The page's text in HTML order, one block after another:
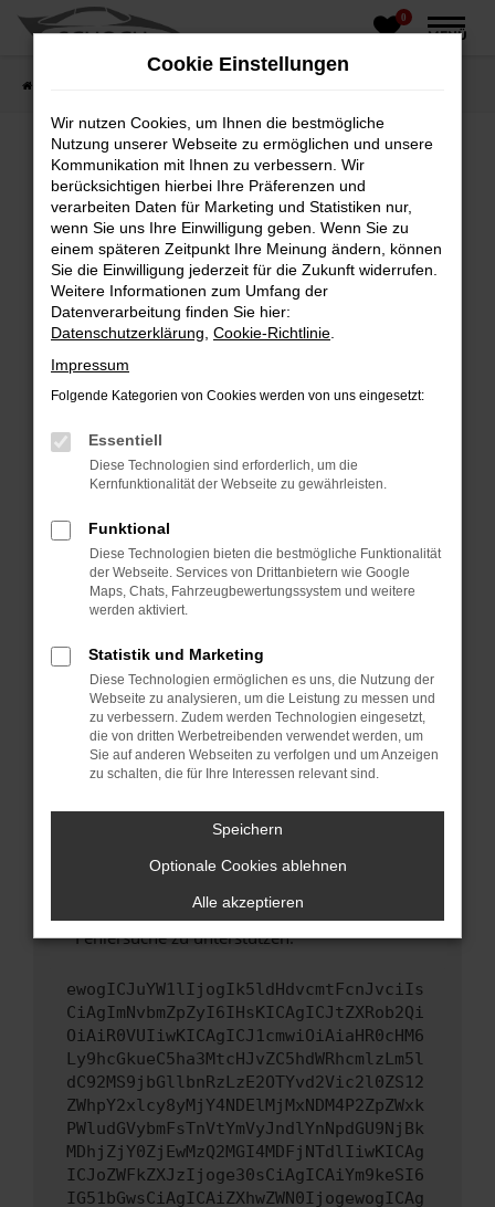
Zum
0
MENÜ
Fehler: Network Error
Beim Laden ist ein Fehler aufgetreten.
Hier sind ein paar Tipps, die dir helfen können:
Überprüfe deine Firewall und deine
Internetverbindung.
Laden andere Webseiten, zum Beispiel deine
Suchmaschine?
Prüfe deine Browsererweiterungen.
können das Laden bestimmter Seiten
verhindern. Funktioniert die Seite in einem
Fenster?
Starte dein Gerät neu.
Das kann manchmal helfen, vorübergehende
Probleme zu beheben.
Betriebssystem auf dem neuesten Stand
sind.
Veraltete Software birgt nicht nur ein
Sicherheitsrisiko, sondern kann auch dazu
führen, dass bestimmte Funktionen nicht mehr
unterstützt werden.
Wende dich an den Webseitenbetreiber.
Wenn du alle oben genannten Schritte versucht
hast, kontaktiere uns bitte. Wir werden
uns diesen Text schicken, um uns bei der
Fehlersuche zu unterstützen:
ewogICJuYW1lIjogIk5ldHdvcmtFcnJvciIs
CiAgImNvbmZpZyI6IHsKICAgICJtZXRob2Qi
OiAiR0VUIiwKICAgICJ1cmwiOiAiaHR0cHM6
Ly9hcGkueC5ha3MtcHJvZC5hdWRhcmlzLm5l
dC92MS9jbGllbnRzLzE2OTYvd2Vic2l0ZS12
ZWhpY2xlcy8yMjY4NDElMjMxNDM4P2ZpZWxk
PWludGVybmFsTnVtYmVyJndlYnNpdGU9NjBk
MDhjZjY0ZjEwMzQ2MGI4MDFjNTdlIiwKICAg
ICJoZWFkZXJzIjoge30sCiAgICAiYm9keSI6
IG51bGwsCiAgICAiZXhwZWN0IjogewogICAg
Cookie Einstellungen
Wir nutzen Cookies, um Ihnen die bestmögliche
Nutzung unserer Webseite zu ermöglichen und unsere
Kommunikation mit Ihnen zu verbessern. Wir
berücksichtigen hierbei Ihre Präferenzen und
verarbeiten Daten für Marketing und Statistiken nur,
wenn Sie uns Ihre Einwilligung geben. Wenn Sie zu
einem späteren Zeitpunkt Ihre Meinung ändern, können
Sie die Einwilligung jederzeit für die Zukunft widerrufen.
Weitere Informationen zum Umfang der
Datenverarbeitung finden Sie hier:
Datenschutzerklärung Cookie-Richtlinie
Impressum
Folgende Kategorien von Cookies werden von uns eingesetzt:
Essentiell
Diese Technologien sind erforderlich, um die
Kernfunktionalität der Webseite zu gewährleisten.
Funktional
Diese Technologien bieten die bestmögliche Funktionalität
der Webseite. Services von Drittanbietern wie Google
Maps, Chats, Fahrzeugbewertungssystem und weitere
werden aktiviert.
Statistik und Marketing
Diese Technologien ermöglichen es uns, die Nutzung der
Webseite zu analysieren, um die Leistung zu messen und
zu verbessern. Zudem werden Technologien eingesetzt,
die von dritten Werbetreibenden verwendet werden, um
Sie auf anderen Webseiten zu verfolgen und um Anzeigen
zu schalten, die für Ihre Interessen relevant sind.
Speichern
Optionale Cookies ablehnen
Alle akzeptieren